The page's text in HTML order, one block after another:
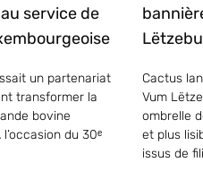
service de
un partenariat
transformer la
bovine
du 30ᵉ
Cactus
Vum
ombrelle
et plus
issus de